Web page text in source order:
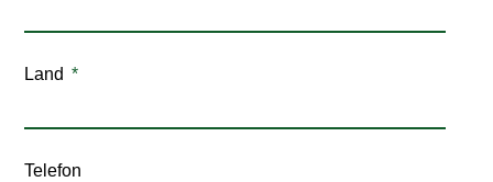
Land
Telefon